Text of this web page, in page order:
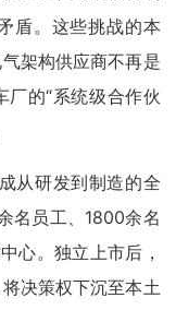
盾。这些挑战的本
架构供应商不再是
厂的“系统级合作伙
从研发到制造的全
名员工、1800余名
心。独立上市后，
决策权下沉至本土